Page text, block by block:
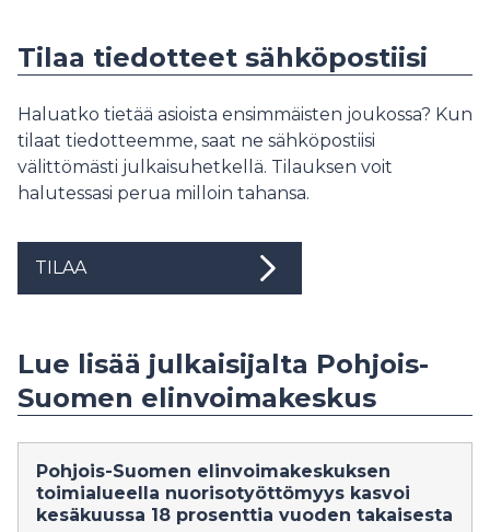
Tilaa tiedotteet sähköpostiisi
Haluatko tietää asioista ensimmäisten joukossa? Kun
tilaat tiedotteemme, saat ne sähköpostiisi
välittömästi julkaisuhetkellä. Tilauksen voit
halutessasi perua milloin tahansa.
TILAA
Lue lisää julkaisijalta Pohjois-
Suomen elinvoimakeskus
Pohjois-Suomen elinvoimakeskuksen
toimialueella nuorisotyöttömyys kasvoi
kesäkuussa 18 prosenttia vuoden takaisesta